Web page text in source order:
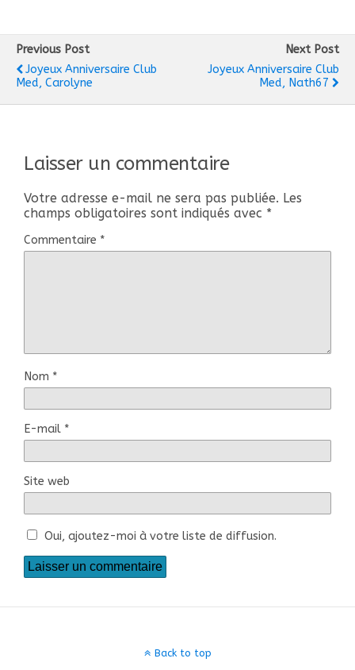
Previous Post
Joyeux Anniversaire Club
Med, Carolyne
Next Post
Joyeux Anniversaire Club
Med, Nath67
Laisser un commentaire
Votre adresse e-mail ne sera pas publiée. Les
champs obligatoires sont indiqués avec *
Commentaire *
Nom *
E-mail *
Site web
Oui, ajoutez-moi à votre liste de diffusion.
Back to top